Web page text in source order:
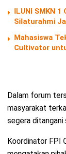
ILUNI SMKN
Silaturahmi
Mahasiswa
Cultivator
Dalam forum
masyarakat
segera ditangani
Koordinator FPI